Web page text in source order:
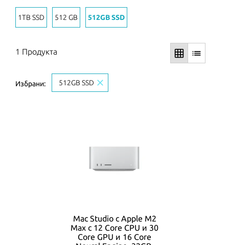
1TB SSD 512 GB 512GB SSD
1 Продукта grid_on list
Избрани: 512GB SSD close
Mac Studio с Apple M2
Max с 12 Core CPU и 30
Core GPU и 16 Core